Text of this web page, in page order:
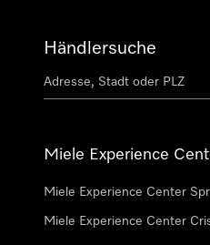
Händlersuche
Miele Experience
Miele Experience Center
Miele Experience Center